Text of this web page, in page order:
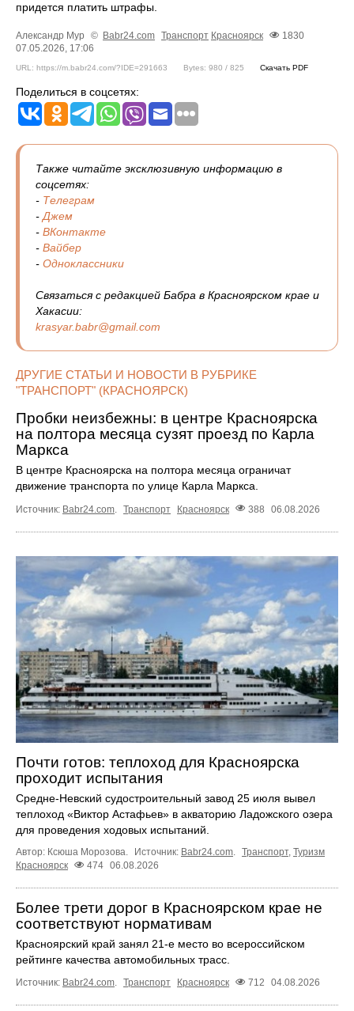
придется платить штрафы.
Александр Мур © Babr24.com Транспорт Красноярск
1830
07.05.2026, 17:06
URL: https://m.babr24.com/?IDE=291663 Bytes: 980 / 825 Скачать PDF
Поделиться в соцсетях:
Также читайте эксклюзивную информацию в
соцсетях:
- Телеграм
-Джем
- ВКонтакте
- Вайбер
- Одноклассники
Связаться с редакцией Бабра в Красноярском крае и
Хакасии:
krasyar.babr@gmail.com
ДРУГИЕ СТАТЬИ И НОВОСТИ В РУБРИКЕ
"ТРАНСПОРТ" (КРАСНОЯРСК)
Пробки неизбежны: в центре Красноярска
на полтора месяца сузят проезд по Карла
Маркса
В центре Красноярска на полтора месяца ограничат
движение транспорта по улице Карла Маркса.
Источник: Babr24.com Транспорт Красноярск 388 06.08.2026
Почти готов: теплоход для Красноярска
проходит испытания
Средне-Невский судостроительный завод 25 июля вывел
теплоход «Виктор Астафьев» в акваторию Ладожского озера
для проведения ходовых испытаний.
Автор: Ксюша Морозова. Источник: Babr24.com. Транспорт, Туризм
Красноярск
474 06.08.2026
Более трети дорог в Красноярском крае не
соответствуют нормативам
Красноярский край занял 21-е место во всероссийском
рейтинге качества автомобильных трасс.
Источник: Babr24.com. Транспорт Красноярск 712 04.08.2026